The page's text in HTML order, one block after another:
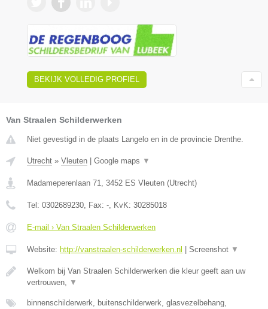
BEKIJK VOLLEDIG PROFIEL
Van Straalen Schilderwerken
Niet gevestigd in de plaats Langelo en in de provincie Drenthe.
Utrecht » Vleuten Google maps ▼
Madameperenlaan 71, 3452 ES Vleuten (Utrecht)
Tel: 0302689230, Fax: -, KvK: 30285018
E-mail › Van Straalen Schilderwerken
Website: http://vanstraalen-schilderwerken.nl Screenshot ▼
Welkom bij Van Straalen Schilderwerken die kleur geeft aan uw
vertrouwen, ▼
binnenschilderwerk, buitenschilderwerk, glasvezelbehang,